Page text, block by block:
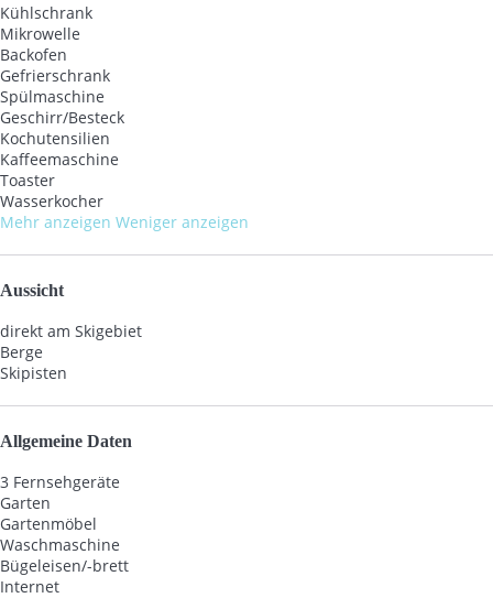
Kühlschrank
Mikrowelle
Backofen
Gefrierschrank
Spülmaschine
Geschirr/Besteck
Kochutensilien
Kaffeemaschine
Toaster
Wasserkocher
Mehr anzeigen Weniger anzeigen
Aussicht
direkt am Skigebiet
Berge
Skipisten
Allgemeine Daten
3 Fernsehgeräte
Garten
Gartenmöbel
Waschmaschine
Bügeleisen/-brett
Internet